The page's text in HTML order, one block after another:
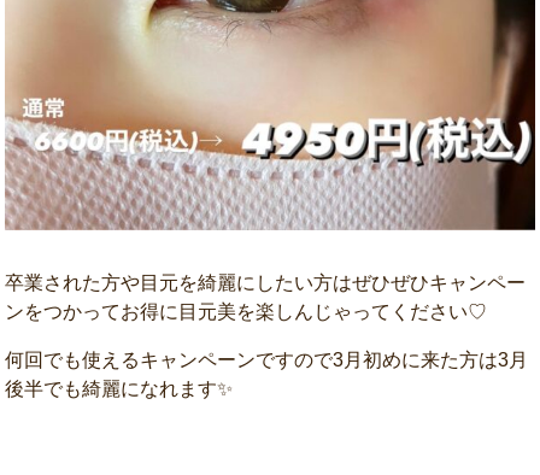
卒業された方や目元を綺麗にしたい方はぜひぜひキャンペー
ンをつかってお得に目元美を楽しんじゃってください♡
何回でも使えるキャンペーンですので3月初めに来た方は3月
後半でも綺麗になれます✨